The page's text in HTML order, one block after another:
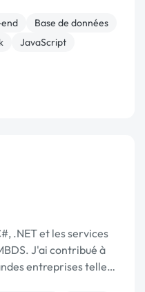
logiciel ...Base de données
JavaScript
.NET et les services
J'ai contribué à
entreprises telles